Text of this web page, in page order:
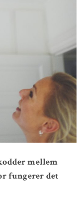
mellem
fungerer det